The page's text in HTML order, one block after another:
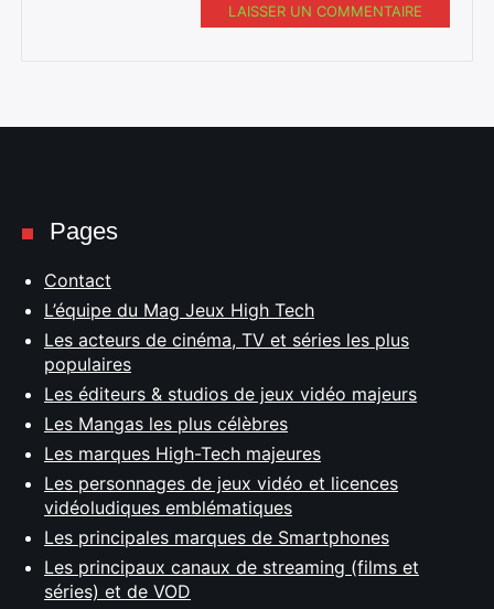
LAISSER UN COMMENTAIRE
Pages
Contact
L’équipe du Mag Jeux High Tech
Les acteurs de cinéma, TV et séries les plus
populaires
Les éditeurs & studios de jeux vidéo majeurs
Les Mangas les plus célèbres
Les marques High-Tech majeures
Les personnages de jeux vidéo et licences
vidéoludiques emblématiques
Les principales marques de Smartphones
Les principaux canaux de streaming (films et
séries) et de VOD